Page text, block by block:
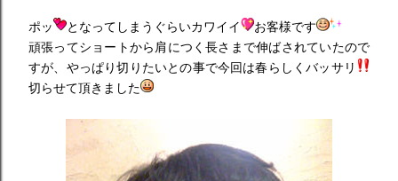
ポッ となってしまうぐらいカワイイ
お客様です
頑張ってショートから肩につく長さまで伸ばされていたので
すが、やっぱり切りたいとの事で今回は春らしくバッサリ
切らせて頂きました